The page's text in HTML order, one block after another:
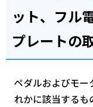
ット、フル
プレートの
ペダルおよびモー
れかに該当する